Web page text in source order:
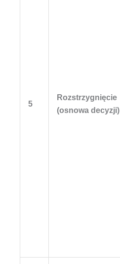
5
Rozstrzygnięcie
(osnowa decyzji)